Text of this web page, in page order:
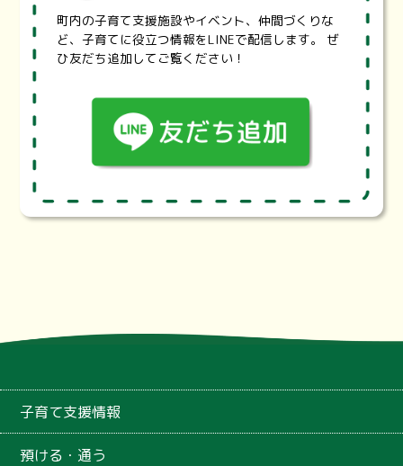
埼玉県耳鼻咽喉科休日救急診療・・・https://www.pref.sai
tama.lg.jp/a0703/jibika.html
埼玉県では、救急医療のうち、休日に救急電話相談で受診先
区の輪番体制による初期救急と、初期医療機関では対応が難
しい重症患者を診療する二次救急を整備する事業を実施して
町内の子育て支援施設やイベント、仲間づくりな
ど、子育てに役立つ情報をLINEで配信します。 ぜ
ひ友だち追加してご覧ください！
子育て支援情報
預ける・通う